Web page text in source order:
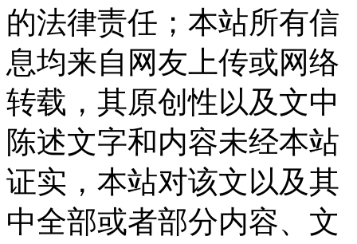
的法律责任；本站所有信
息均来自网友上传或网络
转载，其原创性以及文中
陈述文字和内容未经本站
证实，本站对该文以及其
中全部或者部分内容、文